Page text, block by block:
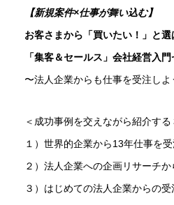
【新規案件×仕事が舞い込む】
お客さまから「買いたい！」と選
「集客＆セールス」会社経営入
〜法人企業からも仕事を受注しよ
＜成功事例を交えながら紹介す
１）世界的企業から13年仕事を
２）法人企業への企画リサーチ
３）はじめての法人企業からの